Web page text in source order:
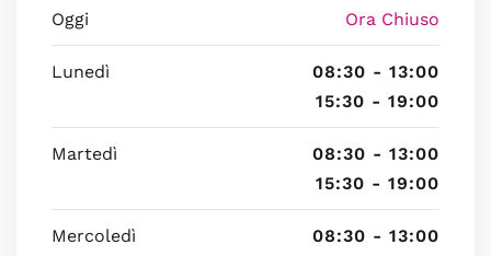
Oggi Ora Chiuso
Lunedì
08:30 - 13:00
15:30 - 19:00
Martedì
08:30 - 13:00
15:30 - 19:00
Mercoledì
08:30 - 13:00